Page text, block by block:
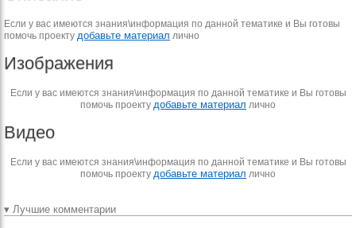
Если у вас имеются знания\информация по данной тематике и Вы готовы
помочь проекту добавьте материал лично
Изображения
Если у вас имеются знания\информация по данной тематике и Вы готовы
помочь проекту добавьте материал лично
Видео
Если у вас имеются знания\информация по данной тематике и Вы готовы
помочь проекту добавьте материал лично
▾ Лучшие комментарии